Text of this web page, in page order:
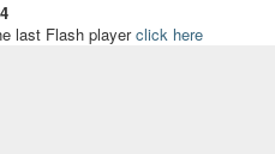
last Flash playerclick here